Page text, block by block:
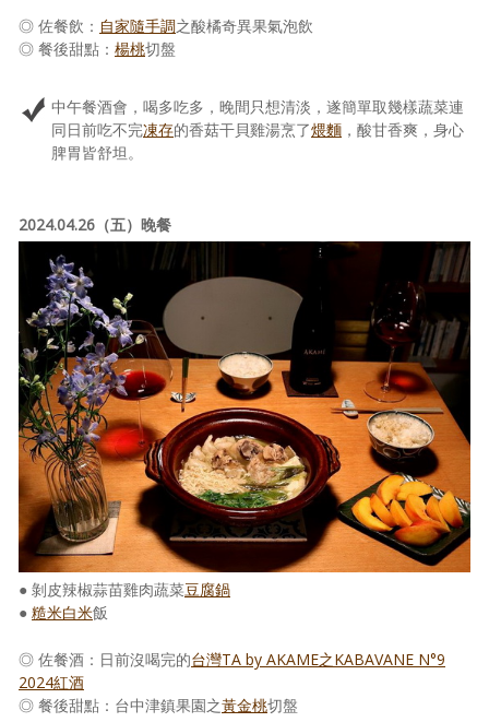
◎ 佐餐飲： 自家隨手調之酸橘奇異果氣泡飲
◎ 餐後甜點： 楊桃切盤
中午餐酒會，喝多吃多，晚間只想清淡，遂簡單取幾樣蔬菜連
同日前吃不完凍存的香菇干貝雞湯烹了煨麵 ，酸甘香爽，身心
脾胃皆舒坦。
2024.04.26（五）晚餐
● 剝皮辣椒蒜苗雞肉蔬菜豆腐鍋
● 糙米白米飯
◎ 佐餐酒：日前沒喝完的台灣TA by AKAME之KABAVANE N°9
2024紅酒
◎ 餐後甜點：台中津鎮果園之黃金桃切盤